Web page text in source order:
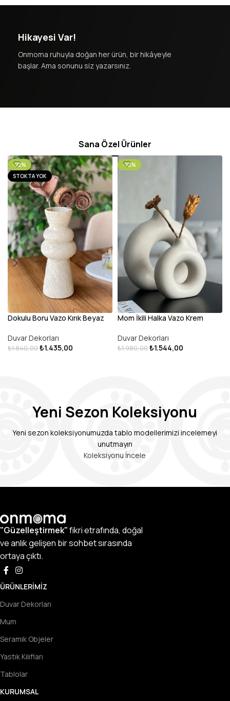
Hikayesi Var!
Onmoma ruhuyla doğan her ürün, bir hikâyeyle
başlar. Ama sonunu siz yazarsınız.
Sana Özel Ürünler
-22%
STOKTA YOK
Dokulu Boru Vazo Kırık Beyaz
Duvar Dekorları
₺1.840,00₺1.435,00
-22%
Mom İkili Halka Vazo Krem
Duvar Dekorları
₺1.980,00₺1.544,00
Yeni Sezon Koleksiyonu
Yeni sezon koleksiyonumuzda tablo modellerimizi incelemeyi
unutmayın
Koleksiyonu İncele
"Güzelleştirmek"fikri etrafında, doğal
ve anlık gelişen bir sohbet sırasında
ortaya çıktı.
ÜRÜNLERIMIZ
Duvar Dekorları
Mum
Seramik Objeler
Yastık Kılıfları
Tablolar
KURUMSAL